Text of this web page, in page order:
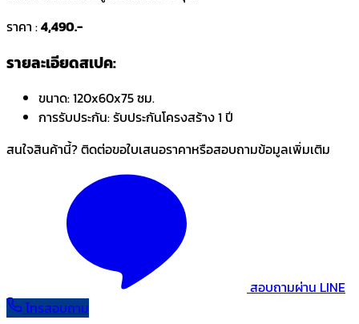
ราคา :4,490.-
รายละเอียดสเปค:
ขนาด:120x60x75 ซม.
การรับประกัน:รับประกันโครงสร้าง 1 ปี
สนใจสินค้านี้? ติดต่อขอใบเสนอราคาหรือสอบถามข้อมูลเพิ่มเติม
สอบถามผ่าน LINE
โทรสอบถาม